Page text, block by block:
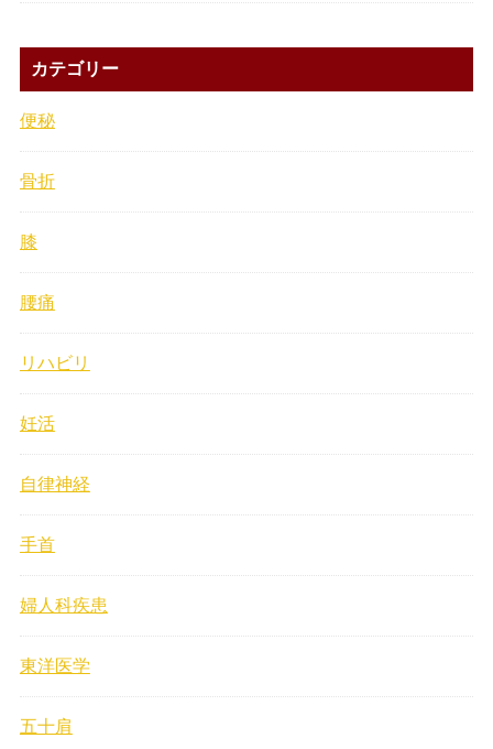
カテゴリー
便秘
骨折
膝
腰痛
リハビリ
妊活
自律神経
手首
婦人科疾患
東洋医学
五十肩